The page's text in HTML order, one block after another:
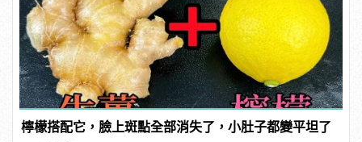
檸檬搭配它，臉上斑點全部消失了，小肚子都變平坦了